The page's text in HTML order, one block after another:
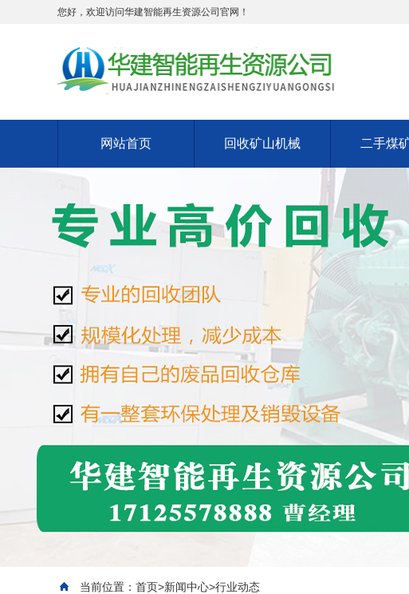
您好，欢迎访问华建智能再生资源公司官网！
网站首页 回收矿山机械 二手煤
当前位置： 首页>新闻中心>行业动态